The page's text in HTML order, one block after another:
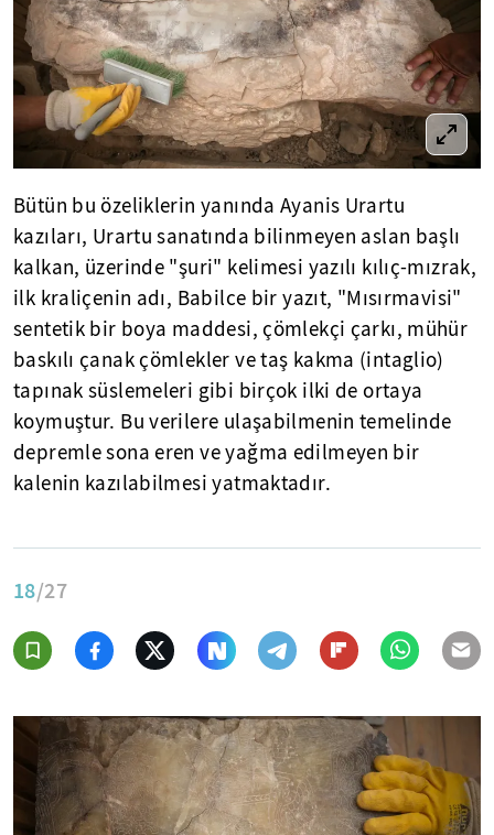
Bütün bu özeliklerin yanında Ayanis Urartu
kazıları, Urartu sanatında bilinmeyen aslan başlı
kalkan, üzerinde "şuri" kelimesi yazılı kılıç-mızrak,
ilk kraliçenin adı, Babilce bir yazıt, "Mısırmavisi"
sentetik bir boya maddesi, çömlekçi çarkı, mühür
baskılı çanak çömlekler ve taş kakma (intaglio)
tapınak süslemeleri gibi birçok ilki de ortaya
koymuştur. Bu verilere ulaşabilmenin temelinde
depremle sona eren ve yağma edilmeyen bir
kalenin kazılabilmesi yatmaktadır.
18/27